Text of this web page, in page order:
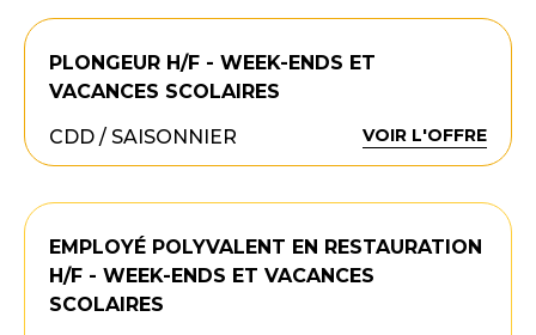
PLONGEUR H/F - WEEK-ENDS ET
VACANCES SCOLAIRES
CDD / SAISONNIER
VOIR L'OFFRE
EMPLOYÉ POLYVALENT EN RESTAURATION
H/F - WEEK-ENDS ET VACANCES
SCOLAIRES